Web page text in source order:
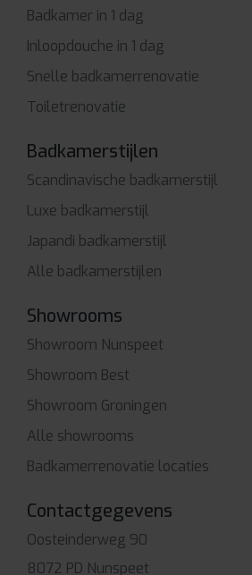
Badkamer in 1 dag
Inloopdouche in 1 dag
Snelle badkamerrenovatie
Toiletrenovatie
Badkamerstijlen
Scandinavische badkamerstijl
Luxe badkamerstijl
Japandi badkamerstijl
Alle badkamerstijlen
Showrooms
Showroom Nunspeet
Showroom Best
Showroom Groningen
Alle showrooms
Badkamerrenovatie locaties
Contactgegevens
Oosteinderweg 90
8072 PD Nunspeet